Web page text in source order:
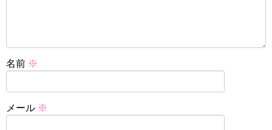
名前 ※
メール ※